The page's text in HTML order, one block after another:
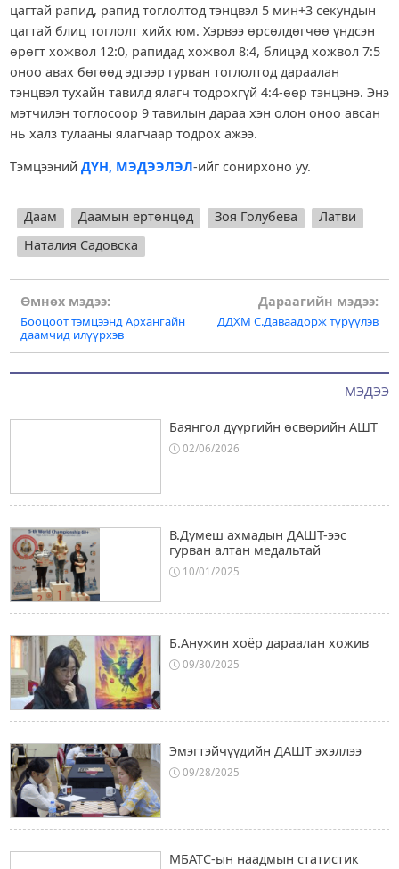
МЭДЭЭ
Баянгол дүүргийн өсвөрийн АШТ
02/06/2026
В.Думеш ахмадын ДАШТ-ээс
гурван алтан медальтай
10/01/2025
Б.Анужин хоёр дараалан хожив
09/30/2025
Эмэгтэйчүүдийн ДАШТ эхэллээ
09/28/2025
МБАТС-ын наадмын статистик
цагтай рапид, рапид тоглолтод тэнцвэл 5 мин+3 секундын
цагтай блиц тоглолт хийх юм. Хэрвээ өрсөлдөгчөө үндсэн
өрөгт хожвол 12:0, рапидад хожвол 8:4, блицэд хожвол 7:5
оноо авах бөгөөд эдгээр гурван тоглолтод дараалан
тэнцвэл тухайн тавилд ялагч тодрохгүй 4:4-өөр тэнцэнэ. Энэ
мэтчилэн тоглосоор 9 тавилын дараа хэн олон оноо авсан
нь халз тулааны ялагчаар тодрох ажээ.
Тэмцээний ДҮН, МЭДЭЭЛЭЛ-ийг сонирхоно уу.
Даам Даамын ертөнцөд Зоя Голубева
Латви
Наталия Садовска
Post
navigation
Өмнөх мэдээ:
Бооцоот тэмцээнд Архангайн
даамчид илүүрхэв
Дараагийн мэдээ:
ДДХМ С.Даваадорж түрүүлэв